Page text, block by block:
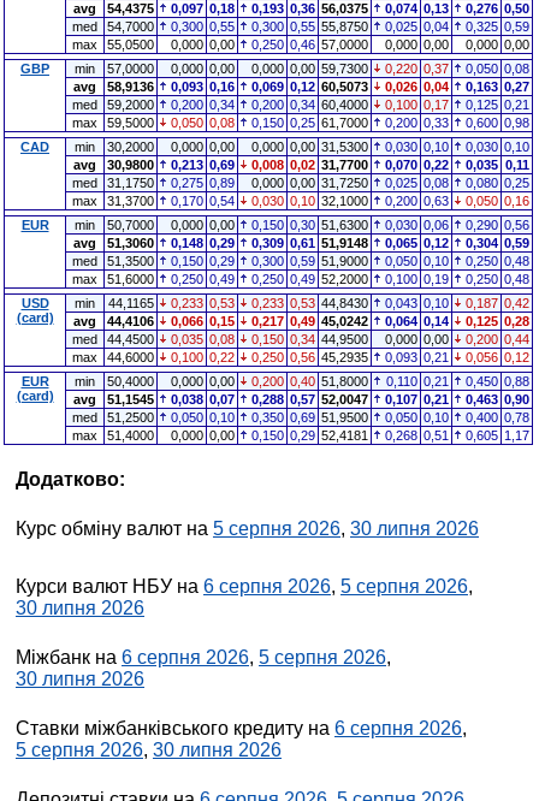
avg
54,4375 0,097 0,18 0,193 0,36 56,0375 0,074 0,13 0,276 0,50
med
54,7000 0,300 0,55 0,300 0,55 55,8750 0,025 0,04 0,325 0,59
max
55,0500 0,000 0,00 0,250 0,46 57,0000 0,000 0,00 0,000 0,00
GBP
min 57,0000 0,000 0,00 0,000 0,00 59,7300 0,220 0,37 0,050 0,08
avg
58,9136 0,093 0,16 0,069 0,12 60,5073 0,026 0,04 0,163 0,27
med
59,2000 0,200 0,34 0,200 0,34 60,4000 0,100 0,17 0,125 0,21
max
59,5000 0,050 0,08 0,150 0,25 61,7000 0,200 0,33 0,600 0,98
CAD
min 30,2000 0,000 0,00 0,000 0,00 31,5300 0,030 0,10 0,030 0,10
avg
30,9800 0,213 0,69 0,008 0,02 31,7700 0,070 0,22 0,035 0,11
med
31,1750 0,275 0,89 0,000 0,00 31,7250 0,025 0,08 0,080 0,25
max
31,3700 0,170 0,54 0,030 0,10 32,1000 0,200 0,63 0,050 0,16
EUR
min 50,7000 0,000 0,00 0,150 0,30 51,6300 0,030 0,06 0,290 0,56
avg
51,3060 0,148 0,29 0,309 0,61 51,9148 0,065 0,12 0,304 0,59
med
51,3500 0,150 0,29 0,300 0,59 51,9000 0,050 0,10 0,250 0,48
max
51,6000 0,250 0,49 0,250 0,49 52,2000 0,100 0,19 0,250 0,48
USD
(card)
min 44,1165 0,233 0,53 0,233 0,53 44,8430 0,043 0,10 0,187 0,42
avg
44,4106 0,066 0,15 0,217 0,49 45,0242 0,064 0,14 0,125 0,28
med
44,4500 0,035 0,08 0,150 0,34 44,9500 0,000 0,00 0,200 0,44
max
44,6000 0,100 0,22 0,250 0,56 45,2935 0,093 0,21 0,056 0,12
EUR
(card)
min 50,4000 0,000 0,00 0,200 0,40 51,8000 0,110 0,21 0,450 0,88
avg
51,1545 0,038 0,07 0,288 0,57 52,0047 0,107 0,21 0,463 0,90
med
51,2500 0,050 0,10 0,350 0,69 51,9500 0,050 0,10 0,400 0,78
max
51,4000 0,000 0,00 0,150 0,29 52,4181 0,268 0,51 0,605 1,17
Додатково:
Курс обміну валют на 5 серпня 2026, 30 липня 2026
Курси валют НБУ на 6 серпня 2026, 5 серпня 2026,
30 липня 2026
Міжбанк на 6 серпня 2026, 5 серпня 2026,
30 липня 2026
Ставки міжбанківського кредиту на 6 серпня 2026,
5 серпня 2026, 30 липня 2026